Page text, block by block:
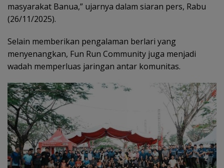
masyarakat Banua,” ujarnya dalam siaran pers, Rabu
(26/11/2025).
Selain memberikan pengalaman berlari yang
menyenangkan, Fun Run Community juga menjadi
wadah memperluas jaringan antar komunitas.